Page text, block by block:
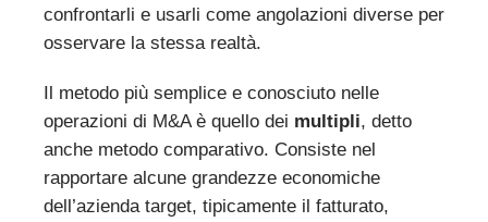
confrontarli e usarli come angolazioni diverse per
osservare la stessa realtà.
Il metodo più semplice e conosciuto nelle
operazioni di M&A è quello dei multipli, detto
anche metodo comparativo. Consiste nel
rapportare alcune grandezze economiche
dell’azienda target, tipicamente il fatturato,